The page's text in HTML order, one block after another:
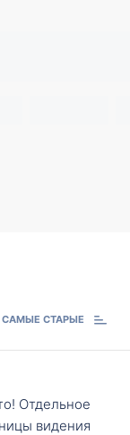
САМЫЕ СТАРЫЕ
Отдельное
видения